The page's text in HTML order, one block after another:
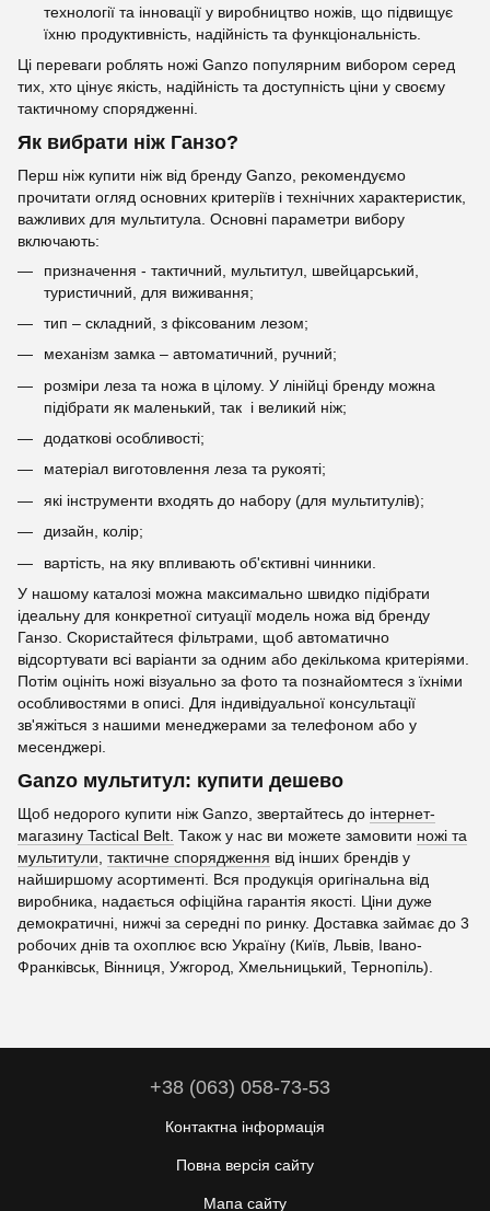
технології та інновації у виробництво ножів, що підвищує
їхню продуктивність, надійність та функціональність.
Ці переваги роблять ножі Ganzo популярним вибором серед
тих, хто цінує якість, надійність та доступність ціни у своєму
тактичному спорядженні.
Як вибрати ніж Ганзо?
Перш ніж купити ніж від бренду Ganzo, рекомендуємо
прочитати огляд основних критеріїв і технічних характеристик,
важливих для мультитула. Основні параметри вибору
включають:
призначення - тактичний, мультитул, швейцарський,
туристичний, для виживання;
тип – складний, з фіксованим лезом;
механізм замка – автоматичний, ручний;
розміри леза та ножа в цілому. У лінійці бренду можна
підібрати як маленький, так і великий ніж;
додаткові особливості;
матеріал виготовлення леза та рукояті;
які інструменти входять до набору (для мультитулів);
дизайн, колір;
вартість, на яку впливають об'єктивні чинники.
У нашому каталозі можна максимально швидко підібрати
ідеальну для конкретної ситуації модель ножа від бренду
Ганзо. Скористайтеся фільтрами, щоб автоматично
відсортувати всі варіанти за одним або декількома критеріями.
Потім оцініть ножі візуально за фото та познайомтеся з їхніми
особливостями в описі. Для індивідуальної консультації
зв'яжіться з нашими менеджерами за телефоном або у
месенджері.
Ganzo мультитул: купити дешево
Щоб недорого купити ніж Ganzo, звертайтесь до інтернет-
магазину Tactical Belt. Також у нас ви можете замовити ножі та
мультитули тактичне спорядження від інших брендів у
найширшому асортименті. Вся продукція оригінальна від
виробника, надається офіційна гарантія якості. Ціни дуже
демократичні, нижчі за середні по ринку. Доставка займає до 3
робочих днів та охоплює всю Україну (Київ, Львів, Івано-
Франківськ, Вінниця, Ужгород, Хмельницький, Тернопіль).
+38 (063) 058-73-53
Контактна інформація
Повна версія сайту
Мапа сайту